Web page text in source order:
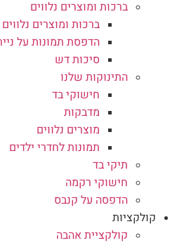
ברכות ומוצרים נלווים
ברכות ומוצרים נלווים
הדפסת תמונות על נייר
סיכות דש
התינוקות שלנו
חישוקי בד
מדבקות
מוצרים נלווים
תמונות לחדרי ילדים
תיקי בד
חישוקי רקמה
הדפסה על קנבס
קולקציות
קולקציית אהבה